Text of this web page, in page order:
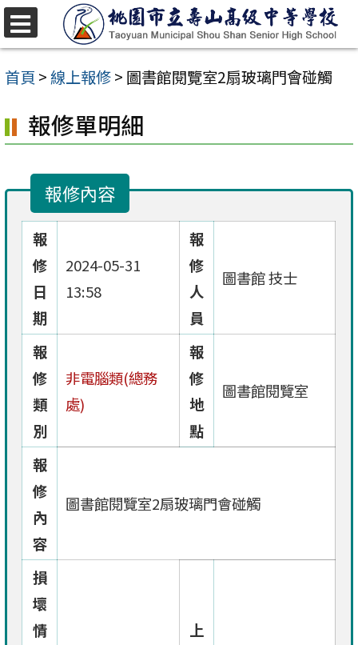
跳
至
主
內
容
首頁 >線上報修> 圖書館閱覽室2扇玻璃門會碰觸
報修單明細
報修內容
報
修
日
期
2024-05-31
13:58
報
修
人
員
圖書館 技士
報
修
類
別
非電腦類(總務
處)
報
修
地
點
圖書館閱覽室
報
修
內
容
圖書館閱覽室2扇玻璃門會碰觸
損
壞
情
上
選
單